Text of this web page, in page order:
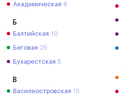
Академическая 8
Б
Балтийская 10
Беговая 25
Бухарестская 5
В
Василеостровская 15